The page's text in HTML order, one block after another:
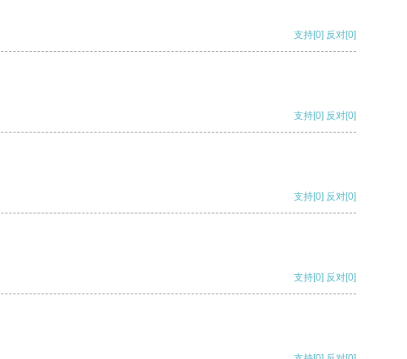
支持[0] 反对[0]
支持[0] 反对[0]
支持[0] 反对[0]
支持[0] 反对[0]